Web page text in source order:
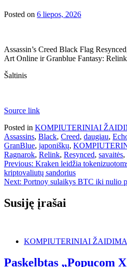
Posted on 6 liepos, 2026
Assassin’s Creed Black Flag
Art Online ir Granblue Fantasy:
Šaltinis
Source link
Posted in KOMPIUTERINIAI
Assassins, Black, Creed, daugiau,
GranBlue, japoniškų,
Ragnarok, Relink, Resynced, savaitės,
Navigacija
tarp
Previous: Kraken leidžia
kriptovaliutų sandorius
Next: Portnoy sulaikys BTC iki nulio
Susiję įrašai
KOMPIUTERINIAI
Paskelbtas „Popucom